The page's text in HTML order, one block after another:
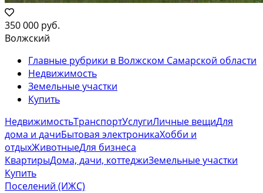
350 000 руб.
Волжский
Главные рубрики в Волжском Самарской области
Недвижимость
Земельные участки
Купить
НедвижимостьТранспортУслугиЛичные вещиДля
дома и дачиБытовая электроникаХобби и
отдыхЖивотныеДля бизнеса
КвартирыДома, дачи, коттеджиЗемельные участки
Купить
Поселений (ИЖС)